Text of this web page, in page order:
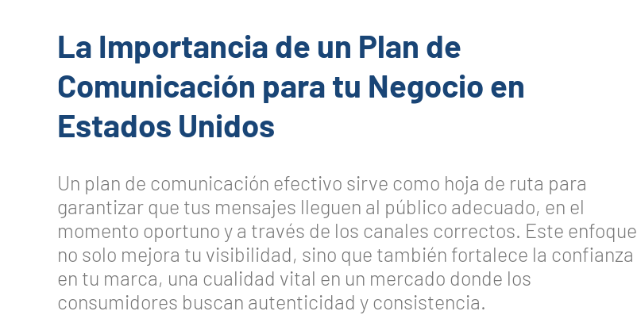
La Importancia de un Plan de
Comunicación para tu Negocio en
Estados Unidos
Un plan de comunicación efectivo sirve como hoja de ruta para
garantizar que tus mensajes lleguen al público adecuado, en el
momento oportuno y a través de los canales correctos. Este enfoque
no solo mejora tu visibilidad, sino que también fortalece la confianza
en tu marca, una cualidad vital en un mercado donde los
consumidores buscan autenticidad y consistencia.